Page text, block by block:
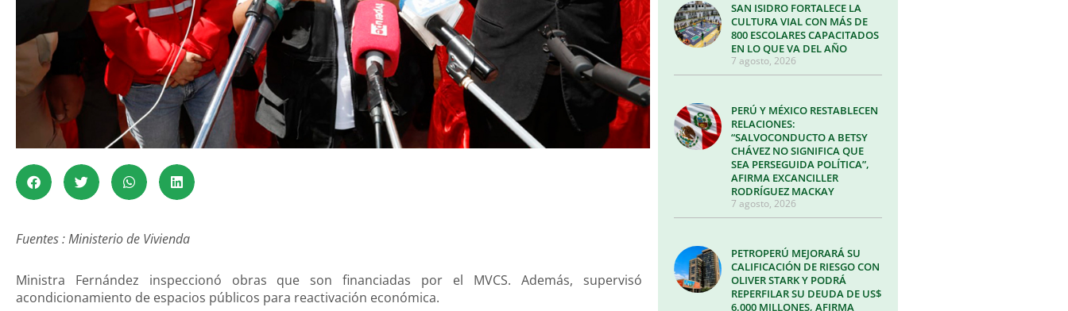
Fuentes : Ministerio de Vivienda
Ministra Fernández inspeccionó obras que son financiadas por el MVCS. Además, supervisó
acondicionamiento de espacios públicos para reactivación económica.
SAN ISIDRO FORTALECE LA
CULTURA VIAL CON MÁS DE
800 ESCOLARES CAPACITADOS
EN LO QUE VA DEL AÑO
7 agosto, 2026
PERÚ Y MÉXICO RESTABLECEN
RELACIONES:
“SALVOCONDUCTO A BETSY
CHÁVEZ NO SIGNIFICA QUE
SEA PERSEGUIDA POLÍTICA”,
AFIRMA EXCANCILLER
RODRÍGUEZ MACKAY
7 agosto, 2026
PETROPERÚ MEJORARÁ SU
CALIFICACIÓN DE RIESGO CON
OLIVER STARK Y PODRÁ
REPERFILAR SU DEUDA DE US$
6.000 MILLONES, AFIRMA